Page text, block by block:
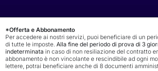
*Offerta e Abbonamento
Per accedere ai nostri servizi, puoi beneficiare di un
di tutte le imposte. Alla fine del periodo di prova di 3
indeterminata in caso di non resiliazione del contratto
abbonamento è non vincolante e rescindibile ad ogni
lettere, potrai beneficiare anche di 8 documenti